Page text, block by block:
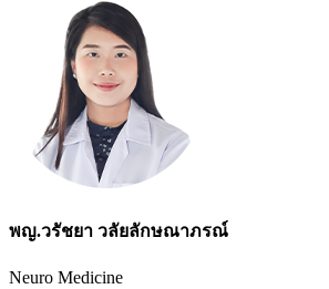
พญ.วรัชยา วลัยลักษณาภรณ์
Neuro Medicine